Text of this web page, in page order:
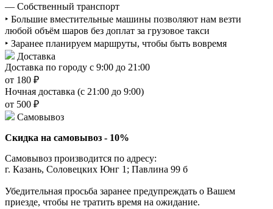
— Собственный транспорт
‣ Большие вместительные машины позволяют нам везти
любой объём шаров без доплат за грузовое такси
‣ Заранее планируем маршруты, чтобы быть вовремя
Доставка
Доставка по городу с 9:00 до 21:00
от 180 ₽
Ночная доставка (с 21:00 до 9:00)
от 500 ₽
Самовывоз
Скидка на самовывоз - 10%
Самовывоз производится по адресу:
г. Казань, Соловецких Юнг 1; Павлина 99 б
Убедительная просьба заранее предупреждать о Вашем
приезде, чтобы не тратить время на ожидание.